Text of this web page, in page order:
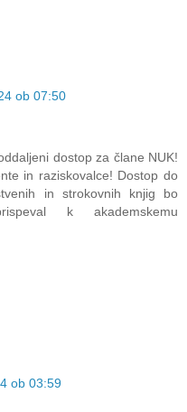
ob 07:50
dostop za člane NUK!
in raziskovalce! Dostop do
in strokovnih knjig bo
k akademskemu
ob 03:59